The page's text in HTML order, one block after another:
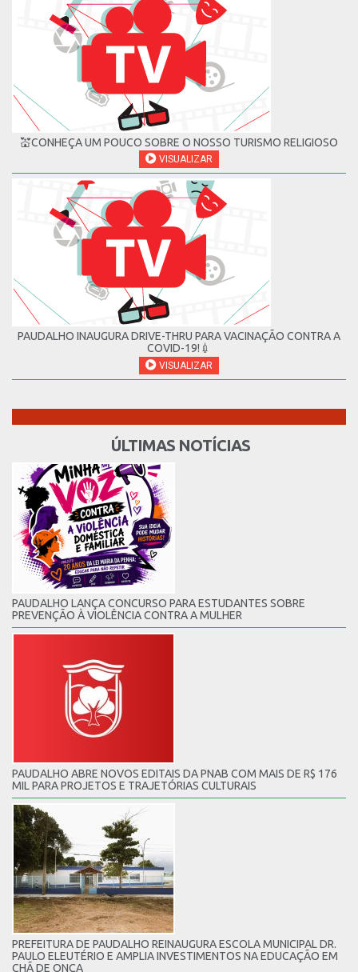
💒CONHEÇA UM POUCO SOBRE O NOSSO TURISMO RELIGIOSO
VISUALIZAR
PAUDALHO INAUGURA DRIVE-THRU PARA VACINAÇÃO CONTRA A
COVID-19!💉
VISUALIZAR
ÚLTIMAS NOTÍCIAS
PAUDALHO LANÇA CONCURSO PARA ESTUDANTES SOBRE
PREVENÇÃO À VIOLÊNCIA CONTRA A MULHER
PAUDALHO ABRE NOVOS EDITAIS DA PNAB COM MAIS DE R$ 176
MIL PARA PROJETOS E TRAJETÓRIAS CULTURAIS
PREFEITURA DE PAUDALHO REINAUGURA ESCOLA MUNICIPAL DR.
PAULO ELEUTÉRIO E AMPLIA INVESTIMENTOS NA EDUCAÇÃO EM
CHÃ DE ONÇA